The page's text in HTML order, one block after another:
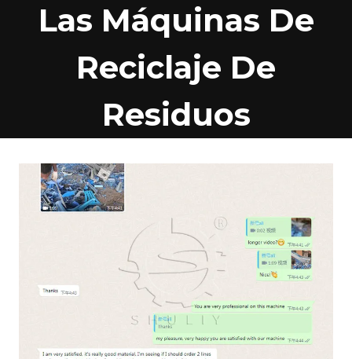
Las Máquinas De
Reciclaje De
Residuos